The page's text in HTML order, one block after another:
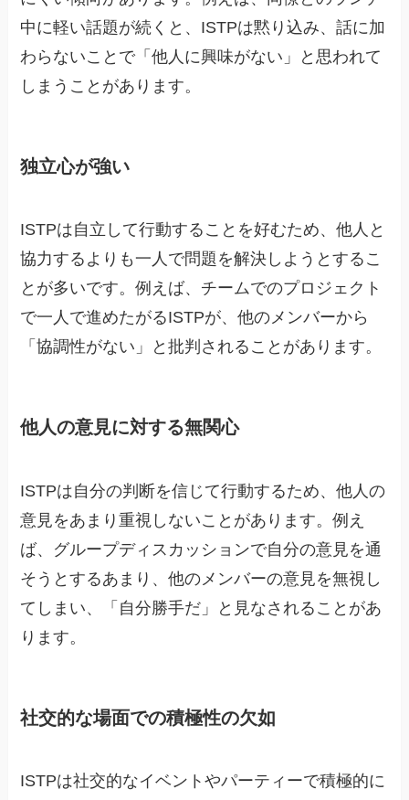
中に軽い話題が続くと、ISTPは黙り込み、話に加
わらないことで「他人に興味がない」と思われて
しまうことがあります。
独立心が強い
ISTPは自立して行動することを好むため、他人と
協力するよりも一人で問題を解決しようとするこ
とが多いです。例えば、チームでのプロジェクト
で一人で進めたがるISTPが、他のメンバーから
「協調性がない」と批判されることがあります。
他人の意見に対する無関心
ISTPは自分の判断を信じて行動するため、他人の
意見をあまり重視しないことがあります。例え
ば、グループディスカッションで自分の意見を通
そうとするあまり、他のメンバーの意見を無視し
てしまい、「自分勝手だ」と見なされることがあ
ります。
社交的な場面での積極性の欠如
ISTPは社交的なイベントやパーティーで積極的に